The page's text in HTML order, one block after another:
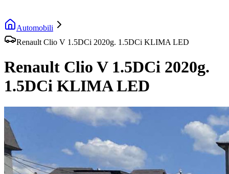
Automobili
Renault Clio V 1.5DCi 2020g. 1.5DCi KLIMA LED
Renault Clio V 1.5DCi 2020g.
1.5DCi KLIMA LED